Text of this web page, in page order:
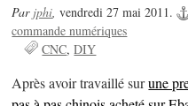
Par jphi,vendredi 27 mai 2011.
commande numériques
CNC DIY
Après avoir travaillé surune